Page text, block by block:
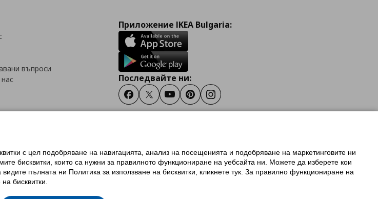
въпроси
Приложение IKEA Bulgaria:
Последвайте ни:
FacebookTwitterYoutubePinterestInstagram
за използване на бисквиткиУсловия за ползване на ikea.bg
данни на ikea.bg
Общи условия на програма IKEA Family
с цел подобряване на навигацията, анализ на посещенията и подобряване на маркетинговите ни
бисквитки, които са нужни за правилното функциониране на уебсайта ни. Можете да изберете кои
пълната ни Политика за използване на бисквитки, кликнете тук. За правилно функциониране на
бисквитки.